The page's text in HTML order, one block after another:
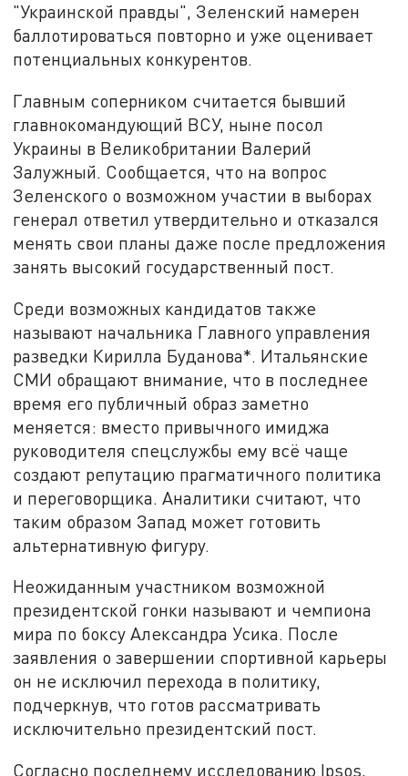
"Украинской правды", Зеленский намерен
баллотироваться повторно и уже оценивает
потенциальных конкурентов.
Главным соперником считается бывший
главнокомандующий ВСУ, ныне посол
Украины в Великобритании Валерий
Залужный. Сообщается, что на вопрос
Зеленского о возможном участии в выборах
генерал ответил утвердительно и отказался
менять свои планы даже после предложения
занять высокий государственный пост.
Среди возможных кандидатов также
называют начальника Главного управления
разведки Кирилла Буданова*. Итальянские
СМИ обращают внимание, что в последнее
время его публичный образ заметно
меняется: вместо привычного имиджа
руководителя спецслужбы ему всё чаще
создают репутацию прагматичного политика
и переговорщика. Аналитики считают, что
таким образом Запад может готовить
альтернативную фигуру.
Неожиданным участником возможной
президентской гонки называют и чемпиона
мира по боксу Александра Усика. После
заявления о завершении спортивной карьеры
он не исключил перехода в политику,
подчеркнув, что готов рассматривать
исключительно президентский пост.
Согласно последнему исследованию Ipsos,